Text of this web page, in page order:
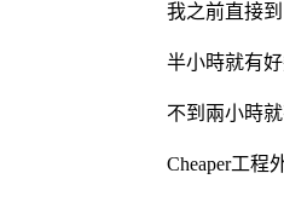
我之前直接
半小時就有
不到兩小時
Cheaper工程